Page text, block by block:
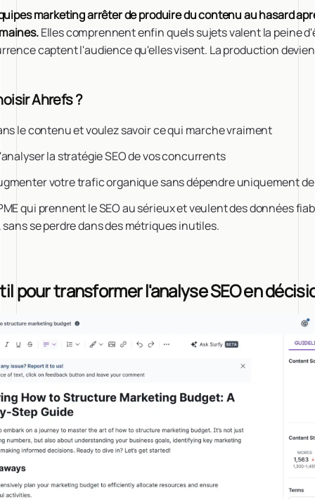
marketing arrêter de produire du contenu au hasard
Elles comprennent enfin quels sujets valent la peine
captent l'audience qu'elles visent. La production
Ahrefs ?
le contenu et voulez savoir ce qui marche vraiment
la stratégie SEO de vos concurrents
votre trafic organique sans dépendre uniquement
qui prennent le SEO au sérieux et veulent des données
se perdre dans des métriques inutiles.
pour transformer l'analyse SEO en